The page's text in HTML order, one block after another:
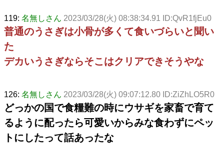
119: 名無しさん 2023/03/28(火) 08:38:34.91 ID:QvR1fjEu0
普通のうさぎは小骨が多くて食いづらいと聞い
た
デカいうさぎならそこはクリアできそうやな
126: 名無しさん 2023/03/28(火) 09:07:12.80 ID:ZiZhLO5R0
どっかの国で食糧難の時にウサギを家畜で育て
るように配ったら可愛いからみな食わずにペッ
トにしたって話あったな